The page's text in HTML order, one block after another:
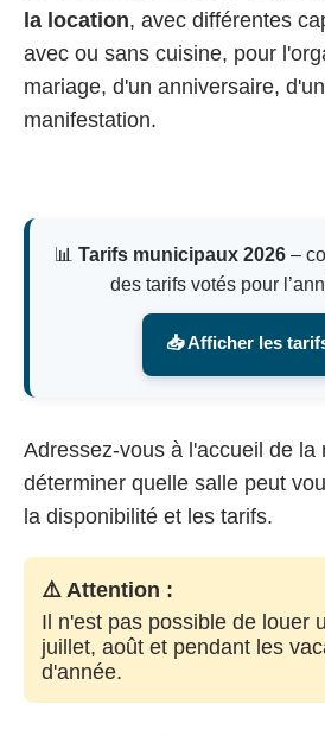
la location, avec différentes
avec ou sans cuisine, pour
mariage, d'un anniversaire,
manifestation.
📊 Tarifs municipaux 2026–
des tarifs votés pour
📥 Afficher les
Adressez-vous à l'accueil de la
déterminer quelle salle peut
la disponibilité et les tarifs.
⚠️ Attention :
Il n'est pas possible de louer
juillet, août et pendant les
d'année.